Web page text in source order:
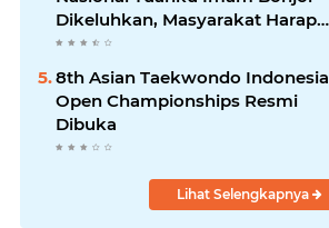
Dikeluhkan, Masyarakat Harap
Pemerintah Segera Lakukan
Pembenahan
8th Asian Taekwondo Indonesia
Open Championships Resmi
Dibuka
Lihat Selengkapnya